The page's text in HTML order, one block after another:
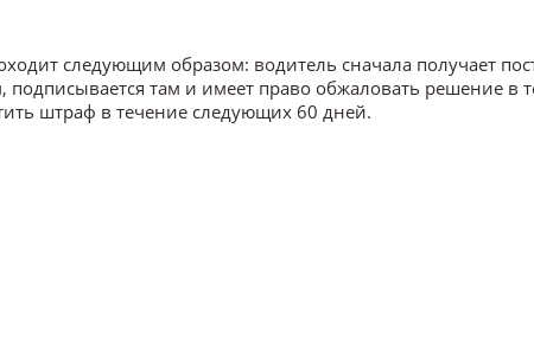
следующим образом: водитель сначала получает
подписывается там и имеет право обжаловать решение в
штраф в течение следующих 60 дней.